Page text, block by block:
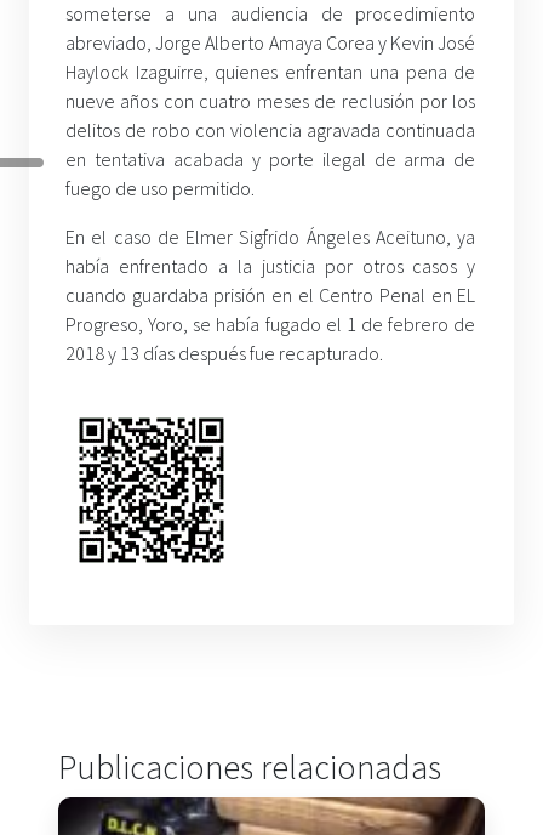
someterse a una audiencia de procedimiento
abreviado, Jorge Alberto Amaya Corea y Kevin José
Haylock Izaguirre, quienes enfrentan una pena de
nueve años con cuatro meses de reclusión por los
delitos de robo con violencia agravada continuada
en tentativa acabada y porte ilegal de arma de
fuego de uso permitido.
En el caso de Elmer Sigfrido Ángeles Aceituno, ya
había enfrentado a la justicia por otros casos y
cuando guardaba prisión en el Centro Penal en EL
Progreso, Yoro, se había fugado el 1 de febrero de
2018 y 13 días después fue recapturado.
Publicaciones relacionadas